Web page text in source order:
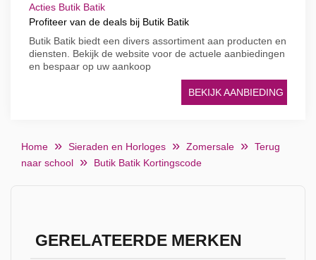
Acties Butik Batik
Profiteer van de deals bij Butik Batik
Butik Batik biedt een divers assortiment aan producten en
diensten. Bekijk de website voor de actuele aanbiedingen
en bespaar op uw aankoop
BEKIJK AANBIEDING
Home Sieraden en Horloges Zomersale
Terug
naar school
Butik Batik Kortingscode
GERELATEERDE MERKEN